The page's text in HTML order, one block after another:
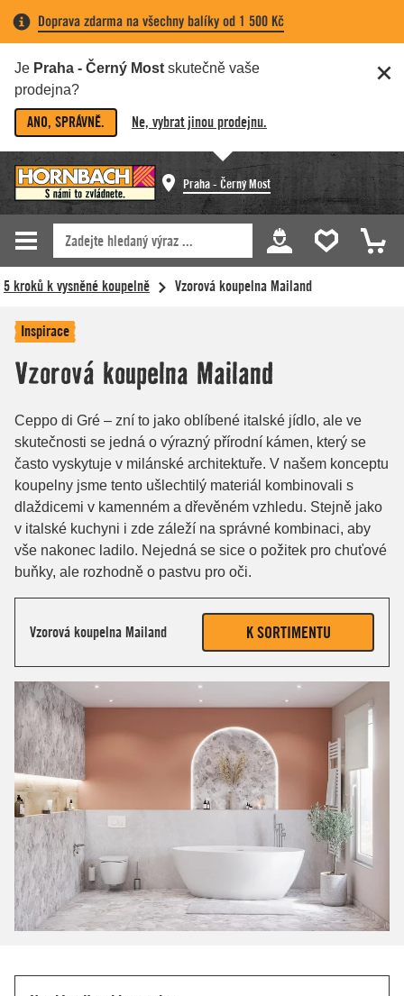
Doprava zdarma na všechny balíky od 1 500 Kč
Je Praha - Černý Most skutečně vaše
prodejna?
ANO, SPRÁVNĚ. Ne, vybrat jinou prodejnu.
Praha - Černý Most